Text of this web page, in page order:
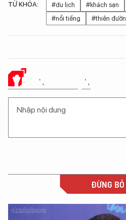
TỪ KHÓA: #du lịch #khách sạn
#nổi tiếng
#thiên
Ý KIẾN CỦA BẠN
ĐỪNG